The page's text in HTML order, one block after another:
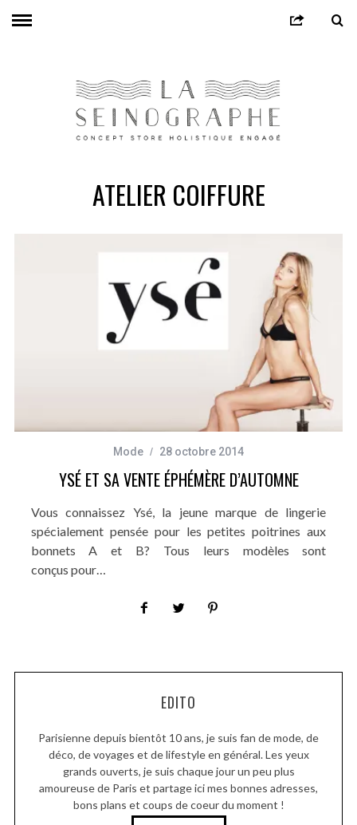
ATELIER COIFFURE
Mode 28 octobre 2014
YSÉ ET SA VENTE ÉPHÉMÈRE D’AUTOMNE
Vous connaissez Ysé, la jeune marque de lingerie
spécialement pensée pour les petites poitrines aux
bonnets A et B? Tous leurs modèles sont
conçus pour…
EDITO
Parisienne depuis bientôt 10 ans, je suis fan de mode, de
déco, de voyages et de lifestyle en général. Les yeux
grands ouverts, je suis chaque jour un peu plus
amoureuse de Paris et partage ici mes bonnes adresses,
bons plans et coups de coeur du moment !